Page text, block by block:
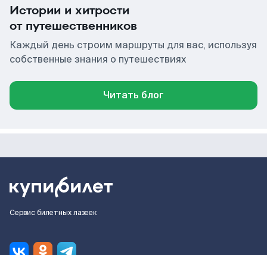
Истории и хитрости
от путешественников
Каждый день строим маршруты для вас, используя
собственные знания о путешествиях
Читать блог
Сервис билетных лазеек